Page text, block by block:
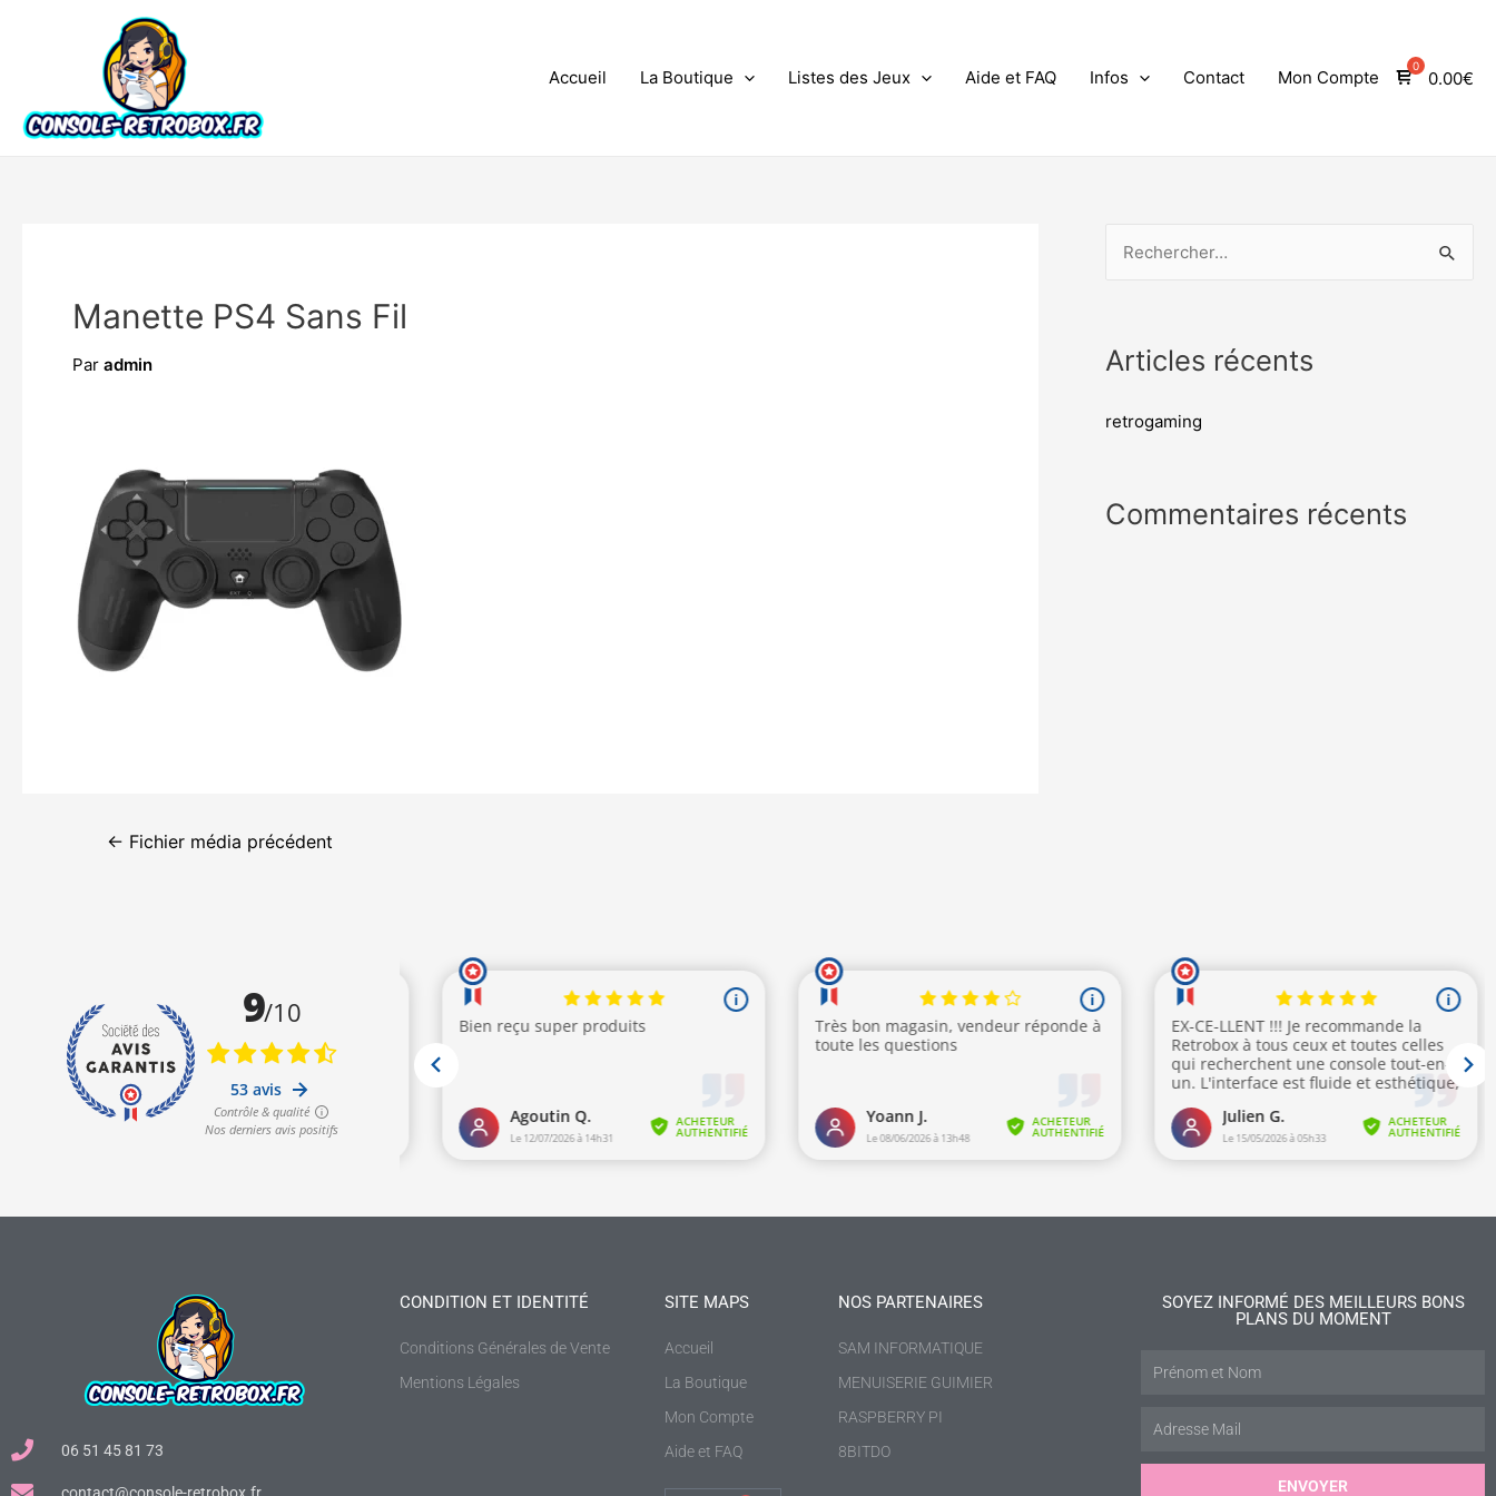
Accueil La Boutique Listes des Jeux Aide et FAQ Infos Contact Mon Compte 0.00€
Manette PS4 Sans Fil
Par admin
← Fichier média précédent
Articles récents
retrogaming
Commentaires récents
06 51 45 81 73
CONDITION ET IDENTITÉ
Conditions Générales de Vente
Mentions Légales
SITE MAPS
Accueil
La Boutique
Mon Compte
Aide et FAQ
NOS PARTENAIRES
SAM INFORMATIQUE
MENUISERIE GUIMIER
RASPBERRY PI
8BITDO
SOYEZ INFORMÉ DES MEILLEURS BONS
PLANS DU MOMENT
ENVOYER